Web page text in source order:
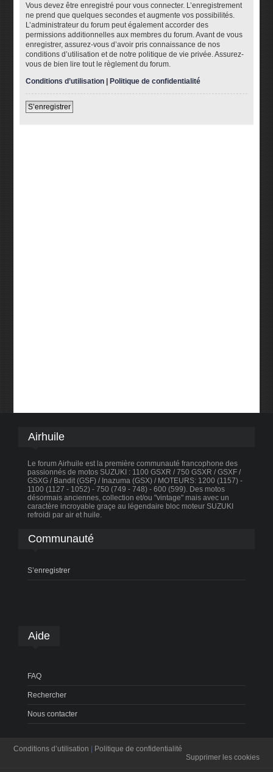
Vous devez être enregistré pour vous connecter. L’enregistrement
ne prend que quelques secondes et augmente vos possibilités.
L’administrateur du forum peut également accorder des
permissions additionnelles aux membres du forum. Avant de vous
enregistrer, assurez-vous d’avoir pris connaissance de nos
conditions d’utilisation et de notre politique de vie privée. Assurez-
vous de bien lire tout le règlement du forum.
Conditions d’utilisation |Politique de confidentialité
S’enregistrer
Airhuile
Le forum Airhuile est la première communauté francophone des
passionnés de motos SUZUKI : 1100 GSXR / 750 GSXR / GSXF /
GSXG / Bandit (GSF) / Inazuma (GSX) / MOTEURS: 1200 (1157) -
1100 (1127 - 1052) - 750 (749 - 748) - 600 (599). Des motos
désormais anciennes, collection et/ou "vintage" mais avec un
caractère incroyable graçe au légendaire bloc moteur SUZUKI
refroidi par air et huile.
Communauté
S’enregistrer
Aide
FAQ
Rechercher
Nous contacter
Conditions d’utilisation | Politique de confidentialité
Supprimer les cookies